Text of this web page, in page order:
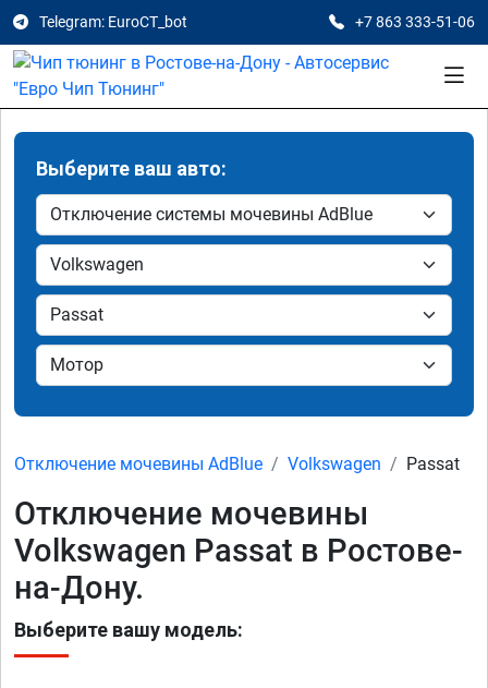
Telegram: EuroCT_bot +7 863 333-51-06
Выберите ваш авто:
Отключение мочевины AdBlue Volkswagen Passat
Отключение мочевины
Volkswagen Passat в Ростове-
на-Дону.
Выберите вашу модель: